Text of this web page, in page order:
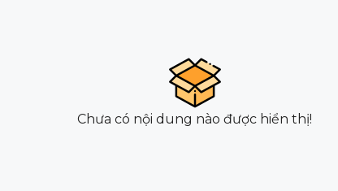
Chưa có nội dung nào được hiển thị!